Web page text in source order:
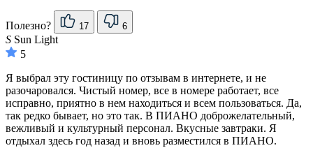
Полезно? 17 6
S Sun Light
5
Я выбрал эту гостиницу по отзывам в интернете, и не
разочаровался. Чистый номер, все в номере работает, все
исправно, приятно в нем находиться и всем пользоваться. Да,
так редко бывает, но это так. В ПИАНО доброжелательный,
вежливый и культурный персонал. Вкусные завтраки. Я
отдыхал здесь год назад и вновь разместился в ПИАНО.